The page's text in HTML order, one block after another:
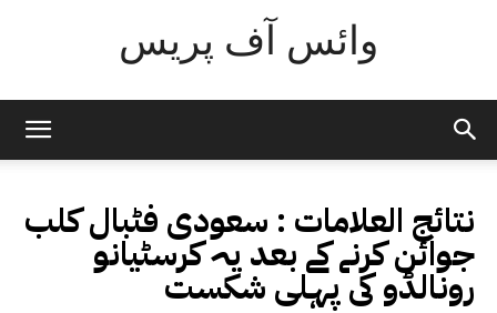
وائس آف پریس
نتائج العلامات : سعودی فٹبال کلب
جوائن کرنے کے بعد یہ کرسٹیانو
رونالڈو کی پہلی شکست